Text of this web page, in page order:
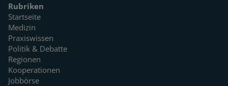
Rubriken
Startseite
Medizin
Praxiswissen
Politik & Debatte
Regionen
Kooperationen
Jobbörse